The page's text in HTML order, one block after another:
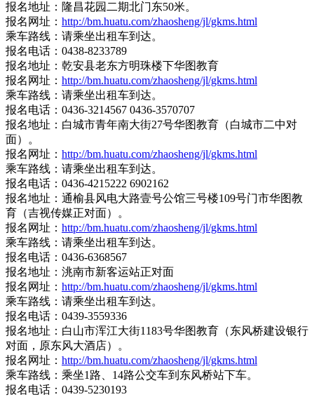
报名地址：隆昌花园二期北门东50米。
报名网址： http://bm.huatu.com/zhaosheng/jl/gkms.html
乘车路线：请乘坐出租车到达。
报名电话：0438-8233789
报名地址：乾安县老东方明珠楼下华图教育
报名网址： http://bm.huatu.com/zhaosheng/jl/gkms.html
乘车路线：请乘坐出租车到达。
报名电话：0436-3214567 0436-3570707
报名地址：白城市青年南大街27号华图教育（白城市二中对
面）。
报名网址： http://bm.huatu.com/zhaosheng/jl/gkms.html
乘车路线：请乘坐出租车到达。
报名电话：0436-4215222 6902162
报名地址：通榆县风电大路壹号公馆三号楼109号门市华图教
育（吉视传媒正对面）。
报名网址： http://bm.huatu.com/zhaosheng/jl/gkms.html
乘车路线：请乘坐出租车到达。
报名电话：0436-6368567
报名地址：洮南市新客运站正对面
报名网址： http://bm.huatu.com/zhaosheng/jl/gkms.html
乘车路线：请乘坐出租车到达。
报名电话：0439-3559336
报名地址：白山市浑江大街1183号华图教育（东风桥建设银行
对面，原东风大酒店）。
报名网址： http://bm.huatu.com/zhaosheng/jl/gkms.html
乘车路线：乘坐1路、14路公交车到东风桥站下车。
报名电话：0439-5230193